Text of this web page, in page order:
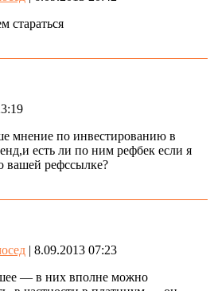
стараться
мнение по инвестированию в
есть ли по ним рефбек если я
вашей рефссылке?
| 8.09.2013 07:23
— в них вполне можно